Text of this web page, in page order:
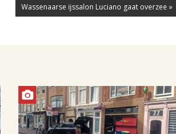
Wassenaarse ijssalon Luciano gaat overzee »